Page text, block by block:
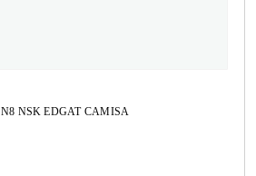
N8 NSK EDGAT CAMISA